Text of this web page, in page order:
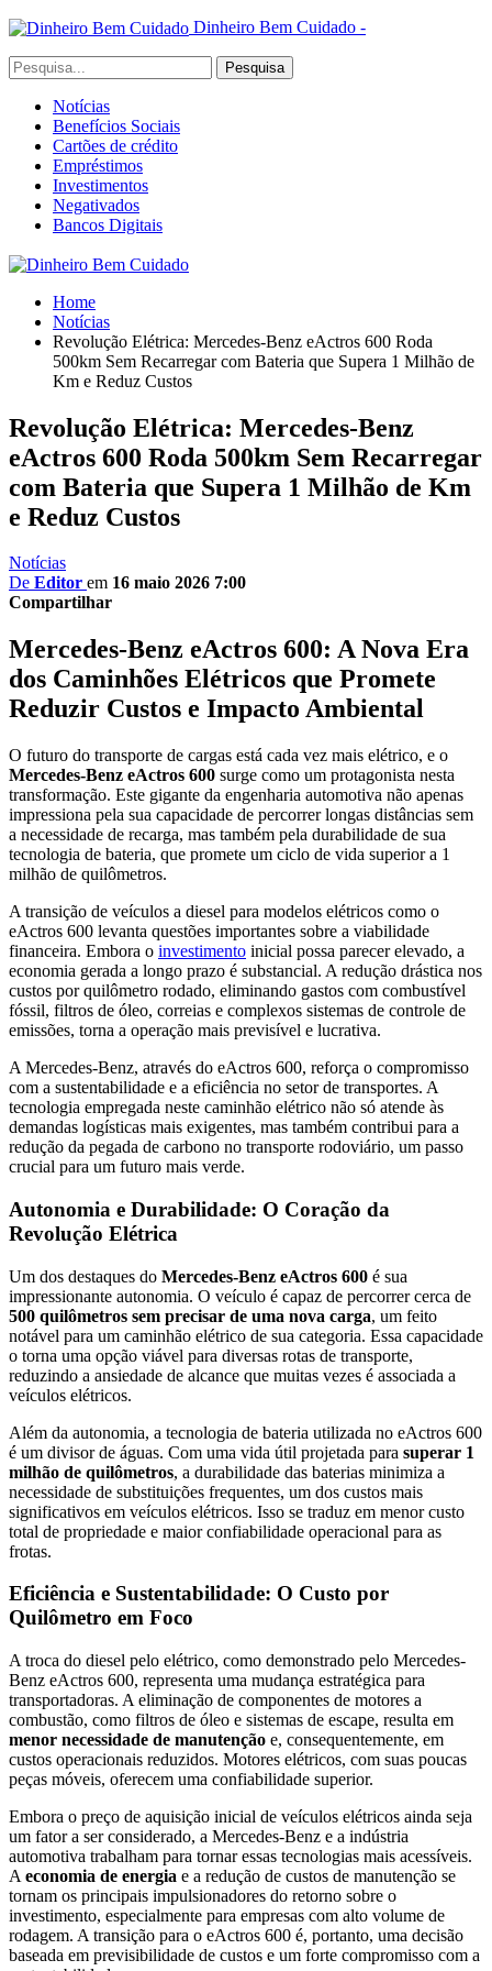
Dinheiro Bem Cuidado -
Notícias
Benefícios Sociais
Cartões de crédito
Empréstimos
Investimentos
Negativados
Bancos Digitais
Home
Notícias
Revolução Elétrica: Mercedes-Benz eActros 600 Roda
500km Sem Recarregar com Bateria que Supera 1 Milhão de
Km e Reduz Custos
Revolução Elétrica: Mercedes-Benz
eActros 600 Roda 500km Sem Recarregar
com Bateria que Supera 1 Milhão de Km
e Reduz Custos
Notícias
De Editor em 16 maio 2026 7:00
Compartilhar
Mercedes-Benz eActros 600: A Nova Era
dos Caminhões Elétricos que Promete
Reduzir Custos e Impacto Ambiental
O futuro do transporte de cargas está cada vez mais elétrico, e o
Mercedes-Benz eActros 600 surge como um protagonista nesta
transformação. Este gigante da engenharia automotiva não apenas
impressiona pela sua capacidade de percorrer longas distâncias sem
a necessidade de recarga, mas também pela durabilidade de sua
tecnologia de bateria, que promete um ciclo de vida superior a 1
milhão de quilômetros.
A transição de veículos a diesel para modelos elétricos como o
eActros 600 levanta questões importantes sobre a viabilidade
financeira. Embora o investimento inicial possa parecer elevado, a
economia gerada a longo prazo é substancial. A redução drástica nos
custos por quilômetro rodado, eliminando gastos com combustível
fóssil, filtros de óleo, correias e complexos sistemas de controle de
emissões, torna a operação mais previsível e lucrativa.
A Mercedes-Benz, através do eActros 600, reforça o compromisso
com a sustentabilidade e a eficiência no setor de transportes. A
tecnologia empregada neste caminhão elétrico não só atende às
demandas logísticas mais exigentes, mas também contribui para a
redução da pegada de carbono no transporte rodoviário, um passo
crucial para um futuro mais verde.
Autonomia e Durabilidade: O Coração da
Revolução Elétrica
Um dos destaques do Mercedes-Benz eActros 600 é sua
impressionante autonomia. O veículo é capaz de percorrer cerca de
500 quilômetros sem precisar de uma nova carga, um feito
notável para um caminhão elétrico de sua categoria. Essa capacidade
o torna uma opção viável para diversas rotas de transporte,
reduzindo a ansiedade de alcance que muitas vezes é associada a
veículos elétricos.
Além da autonomia, a tecnologia de bateria utilizada no eActros 600
é um divisor de águas. Com uma vida útil projetada para superar 1
milhão de quilômetros, a durabilidade das baterias minimiza a
necessidade de substituições frequentes, um dos custos mais
significativos em veículos elétricos. Isso se traduz em menor custo
total de propriedade e maior confiabilidade operacional para as
frotas.
Eficiência e Sustentabilidade: O Custo por
Quilômetro em Foco
A troca do diesel pelo elétrico, como demonstrado pelo Mercedes-
Benz eActros 600, representa uma mudança estratégica para
transportadoras. A eliminação de componentes de motores a
combustão, como filtros de óleo e sistemas de escape, resulta em
menor necessidade de manutenção e, consequentemente, em
custos operacionais reduzidos. Motores elétricos, com suas poucas
peças móveis, oferecem uma confiabilidade superior.
Embora o preço de aquisição inicial de veículos elétricos ainda seja
um fator a ser considerado, a Mercedes-Benz e a indústria
automotiva trabalham para tornar essas tecnologias mais acessíveis.
A economia de energia e a redução de custos de manutenção se
tornam os principais impulsionadores do retorno sobre o
investimento, especialmente para empresas com alto volume de
rodagem. A transição para o eActros 600 é, portanto, uma decisão
baseada em previsibilidade de custos e um forte compromisso com a